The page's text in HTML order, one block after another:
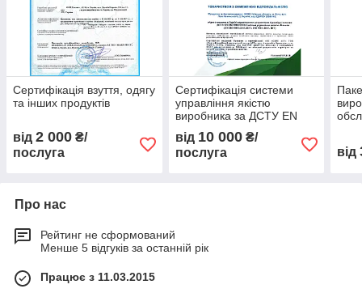
Сертифікація взуття, одягу
та інших продуктів
від 2 000 ₴/
послуга
Сертифікація системи
управління якістю
виробника за ДСТУ EN
ISO 9001:2018
від 10 000₴/
послуга
від
Про нас
Рейтинг не сформований
Менше 5 відгуків за останній рік
Працює з 11.03.2015